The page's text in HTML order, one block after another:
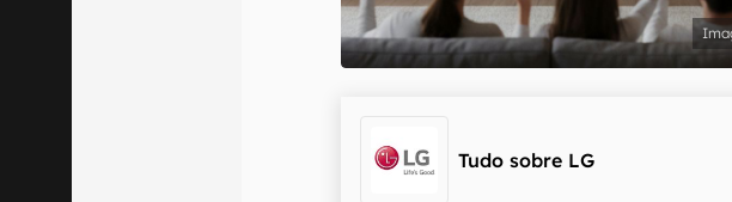
Tudo sobre LG